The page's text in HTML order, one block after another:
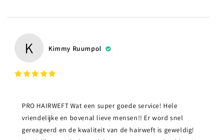
K Kimmy Ruumpol
PRO HAIRWEFT Wat een super goede service! Hele
vriendelijke en bovenal lieve mensen!! Er word snel
gereageerd en de kwaliteit van de hairweft is geweldig!